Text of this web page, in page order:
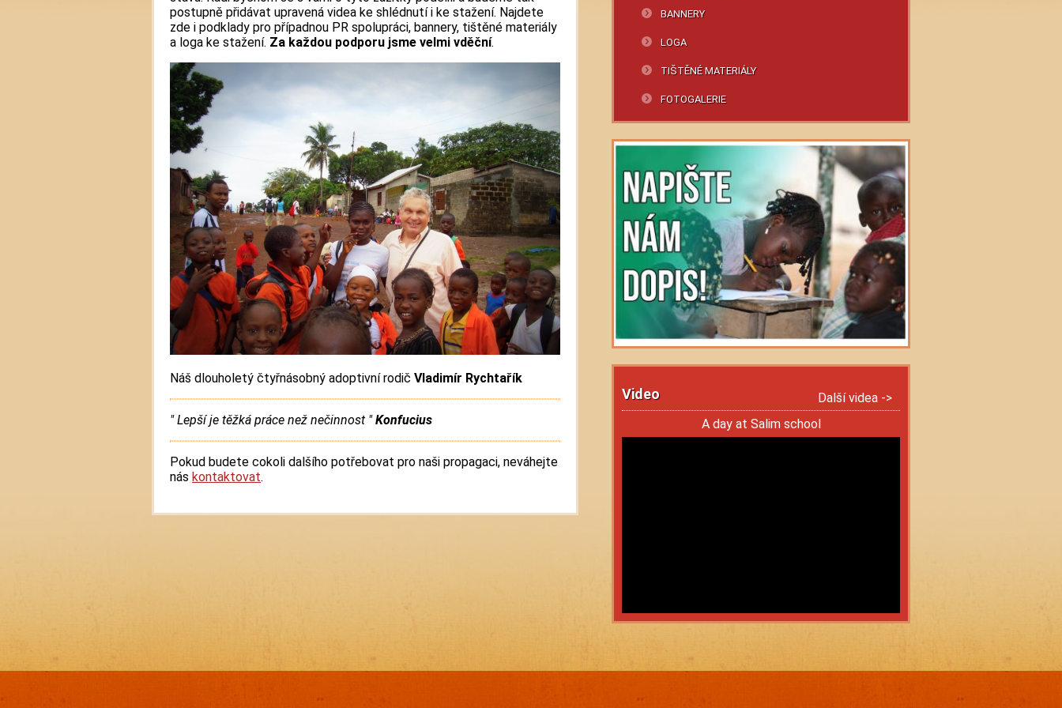
postupně přidávat upravená videa ke shlédnutí i ke stažení. Najdete
zde i podklady pro případnou PR spolupráci, bannery, tištěné materiály
a loga ke stažení. Za každou podporu jsme velmi vděční.
Náš dlouholetý čtyřnásobný adoptivní rodič Vladimír Rychtařík
" Lepší je těžká práce než nečinnost "Konfucius
Pokud budete cokoli dalšího potřebovat pro naši propagaci, neváhejte
nás kontaktovat.
BANNERY
LOGA
TIŠTĚNÉ MATERIÁLY
FOTOGALERIE
Video
Další videa ->
A day at Salim school